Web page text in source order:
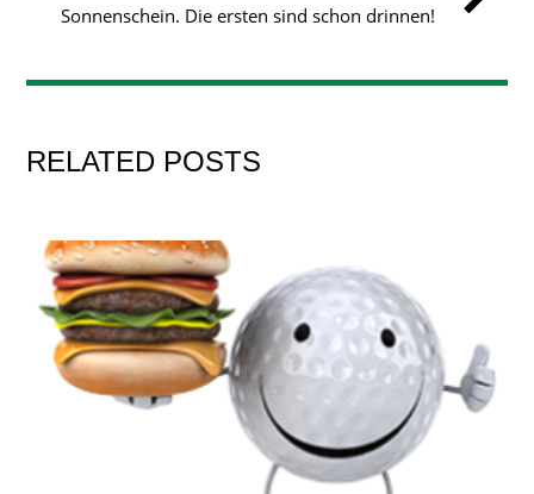
Sonnenschein. Die ersten sind schon drinnen!
RELATED POSTS